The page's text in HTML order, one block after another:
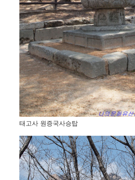
태고사 원증국사승탑